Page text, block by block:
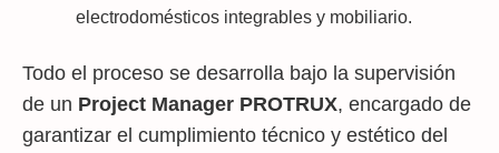
electrodomésticos integrables y mobiliario.
Todo el proceso se desarrolla bajo la supervisión
de un Project Manager PROTRUX, encargado de
garantizar el cumplimiento técnico y estético del